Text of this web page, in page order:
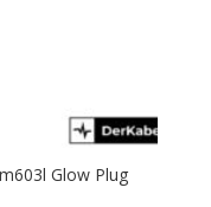
Glow Plug